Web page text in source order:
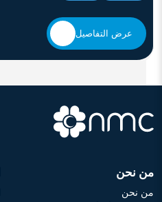
عرض التفاصيل
من نحن
من نحن